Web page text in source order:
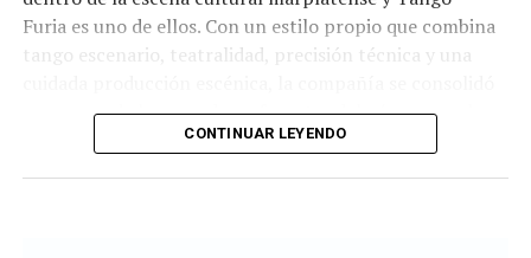
Furia es uno de ellos. Con un estilo propio que combina
tango escenario, teatralidad, precisión técnica y una
como uno de los grandes referentes del género en el
CONTINUAR LEYENDO